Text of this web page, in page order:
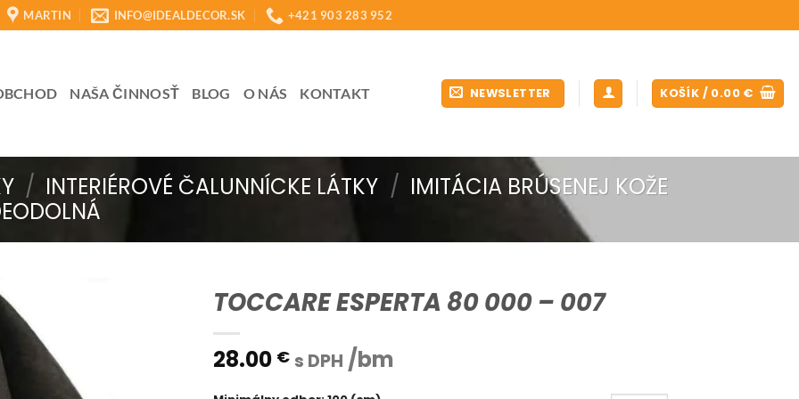
MARTIN INFO@IDEALDECOR.SK +421 903 283 952
NAŠA ČINNOSŤ BLOG O NÁS KONTAKT NEWSLETTER KOŠÍK / 0.00 €
/ INTERIÉROVÉ ČALUNNÍCKE LÁTKY / IMITÁCIA BRÚSENEJ KOŽE
TOCCARE ESPERTA 80 000 – 007
28.00 € s DPH /bm